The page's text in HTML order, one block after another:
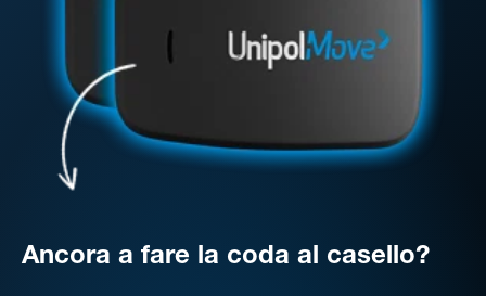
Ancora a fare la coda al casello?